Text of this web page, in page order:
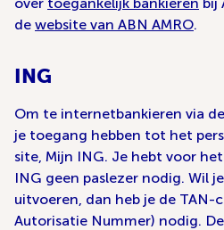
de website van ABN AMRO.
ING
Om te internetbankieren via
je toegang hebben tot het
site, Mijn ING. Je hebt voor
ING geen paslezer nodig. Wil
uitvoeren, dan heb je de TAN-
Autorisatie Nummer) nodig.